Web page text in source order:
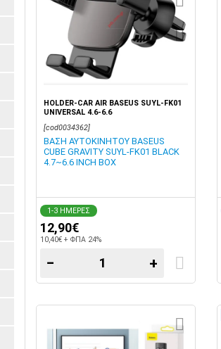
HOLDER-CAR AIR BASEUS SUYL-FK01
UNIVERSAL 4.6-6.6
[cod0034362]
ΒΑΣΗ ΑΥΤΟΚΙΝΗΤΟΥ BASEUS
CUBE GRAVITY SUYL-FK01 BLACK
4.7~6.6 INCH BOX
1-3 ΗΜΕΡΕΣ
12,90€
10,40€ + ΦΠΑ 24%
− +